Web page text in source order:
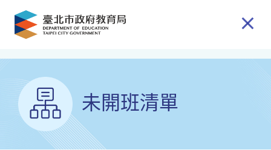
跳到主要內容
未開班清單